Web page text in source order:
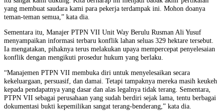
yang membuat saudara kami para pekerja terdampak ini. Mohon doanya
teman-teman semua,” kata dia.
Sementara itu, Manajer PTPN VII Unit Way Berulu Rusman Ali Yusuf
menyampaikan informasi terbaru konflik lahan seluas 329 hektare tersebut.
Ia mengatakan, pihaknya terus melakukan upaya mempercepat penyelesaian
konflik dengan mengikuti prosedur hukum yang berlaku.
“Manajemen PTPN VII membuka diri untuk menyelesaikan secara
kekeluargaan, persuasif, dan damai. Tetapi tampaknya mereka masih keukeh
kepada pendapatnya yang dasar dan alas legalnya tidak terang. Sementara,
PTPN VII sebagai perusahaan yang sudah berdiri sejak lama, tentu berbagai
dokumentasi bukti kepemilikan sangat terang-benderang,” kata dia.